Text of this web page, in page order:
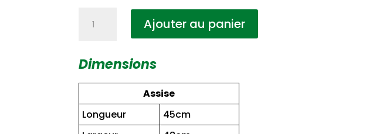
Luge
Chromé
Ajouter au panier
Dimensions
Assise
Longueur
45cm